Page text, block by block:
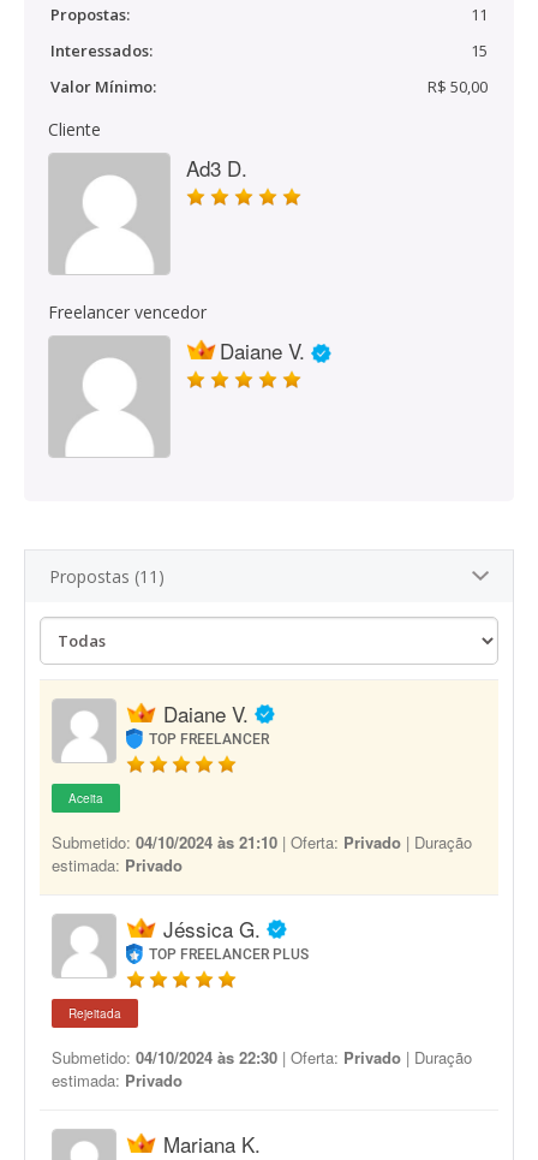
Propostas:
11
Interessados:
15
Valor Mínimo:
R$ 50,00
Cliente
Ad3 D.
Freelancer vencedor
Daiane V.
Propostas (11)
Daiane V.
TOP FREELANCER
Aceita
Submetido: 04/10/2024 às 21:10 | Oferta: Privado | Duração
estimada: Privado
Jéssica G.
TOP FREELANCER PLUS
Rejeitada
Submetido: 04/10/2024 às 22:30 | Oferta: Privado | Duração
estimada: Privado
Mariana K.